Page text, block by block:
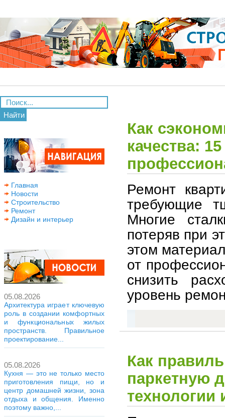
Найти
Главная
Новости
Строительство
Ремонт
Дизайн и интерьер
05.08.2026
Архитектура играет ключевую
роль в создании комфортных
и функциональных жилых
пространств. Правильное
проектирование...
05.08.2026
Кухня — это не только место
приготовления пищи, но и
центр домашней жизни, зона
отдыха и общения. Именно
поэтому важно,...
Как
качества:
Ремонт
требующие
Многие
потеряв при
этом
от
снизить
уровень
Как
паркетную
технологии